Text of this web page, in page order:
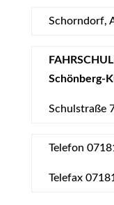
Schorndorf,
Schönberg-
Schulstraße
Telefon
Telefax